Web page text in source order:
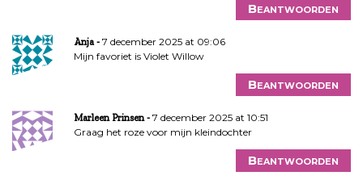
Beantwoorden
Anja
7 december 2025 at 09:06
Mijn favoriet is Violet Willow
Beantwoorden
Marleen Prinsen
7 december 2025 at 10:51
Graag het roze voor mijn kleindochter
Beantwoorden